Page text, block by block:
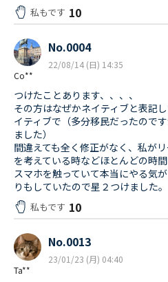
私もです 10
Co**
No.0004
22/08/14 (日) 14:35
つけたことあります、、、、
その方はなぜかネイティブと表記
イティブで（多分移民だったので
ました）
間違えても全く修正がなく、私が
を考えている時などほとんどの時間
スマホを触っていて本当にやる気
りもしていたので星２つけました。
私もです 10
Ta**
No.0013
23/01/23 (月) 04:40